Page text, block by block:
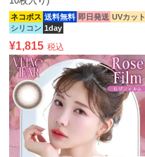
ネコポス 送料無料 即日発送 UVカット
シリコン 1day
¥1,815 税込